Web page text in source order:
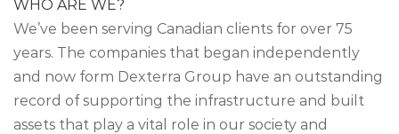
WHO ARE WE?
We’ve been serving Canadian clients for over 75
years. The companies that began independently
and now form Dexterra Group have an outstanding
record of supporting the infrastructure and built
assets that play a vital role in our society and